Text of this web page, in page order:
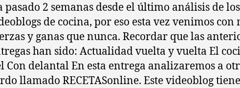
:
pasado 2 semanas desde el último análisis de los
de cocina, por eso esta vez venimos con
y ganas que nunca. Recordar que las
han sido: Actualidad vuelta y vuelta El
Con delantal En esta entrega analizaremos a
llamado RECETASonline. Este videoblog tiene